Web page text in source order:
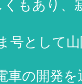
くもあり
号として
車の開発